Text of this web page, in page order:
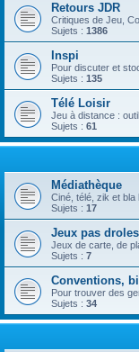
Retours JDR
Critiques de Jeu,
Sujets : 1386
Inspi
Pour discuter et
Sujets : 135
Télé Loisir
Jeu à distance :
Sujets : 61
Médiathèque
Ciné, télé, zik et
Sujets : 17
Jeux pas droles
Jeux de carte, de
Sujets : 7
Conventions,
Pour trouver des
Sujets : 34